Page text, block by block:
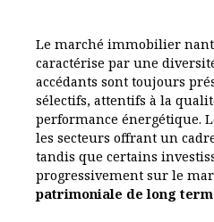
Le marché immobilier
caractérise par une
accédants sont toujours
sélectifs, attentifs à la
performance énergétique.
les secteurs offrant un
tandis que certains
progressivement sur le
patrimoniale de long